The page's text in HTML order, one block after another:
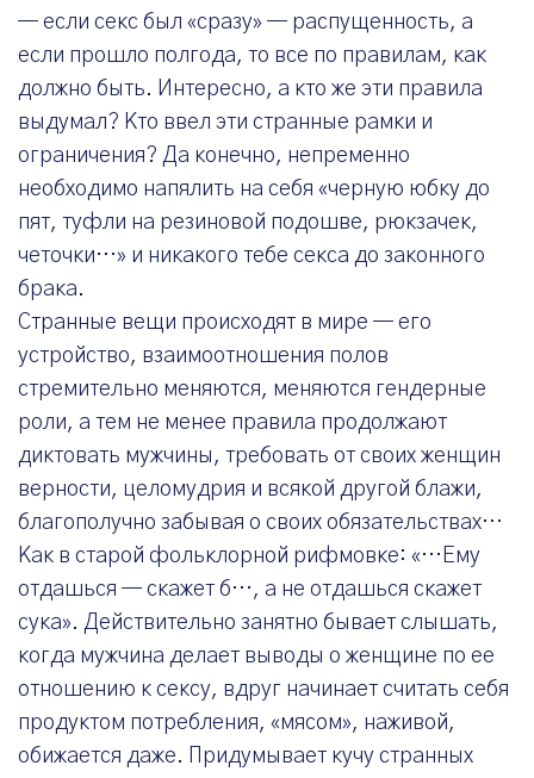
— если секс был «сразу» — распущенность, а
если прошло полгода, то все по правилам, как
должно быть. Интересно, а кто же эти правила
выдумал? Кто ввел эти странные рамки и
ограничения? Да конечно, непременно
необходимо напялить на себя «черную юбку до
пят, туфли на резиновой подошве, рюкзачек,
четочки…» и никакого тебе секса до законного
брака.
Странные вещи происходят в мире — его
устройство, взаимоотношения полов
стремительно меняются, меняются гендерные
роли, а тем не менее правила продолжают
диктовать мужчины, требовать от своих женщин
верности, целомудрия и всякой другой блажи,
благополучно забывая о своих обязательствах…
Как в старой фольклорной рифмовке: «…Ему
отдашься — скажет б…, а не отдашься скажет
сука». Действительно занятно бывает слышать,
когда мужчина делает выводы о женщине по ее
отношению к сексу, вдруг начинает считать себя
продуктом потребления, «мясом», наживой,
обижается даже. Придумывает кучу странных